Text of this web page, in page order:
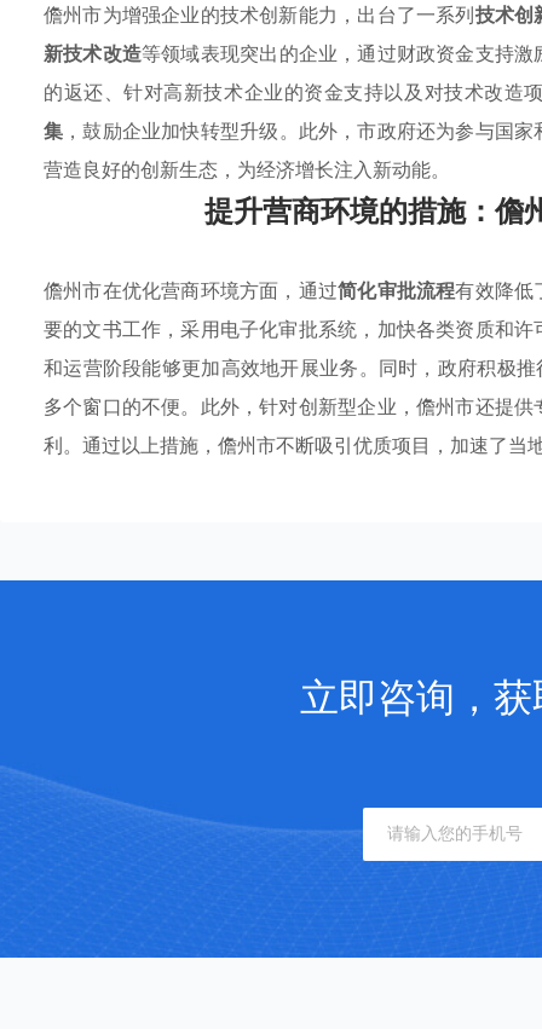
儋州市为增强企业的技术创新能力，出台了一系列技术创
新技术改造等领域表现突出的企业，通过财政资金支持
的返还、针对高新技术企业的资金支持以及对技术改造
集 ，鼓励企业加快转型升级。此外，市政府还为参与国
营造良好的创新生态，为经济增长注入新动能。
提升营商环境的措施：儋
儋州市在优化营商环境方面，通过简化审批流程有效降低
要的文书工作，采用电子化审批系统，加快各类资质和
和运营阶段能够更加高效地开展业务。同时，政府积极推
多个窗口的不便。此外，针对创新型企业，儋州市还提
利。通过以上措施，儋州市不断吸引优质项目，加速了当
立即咨询，